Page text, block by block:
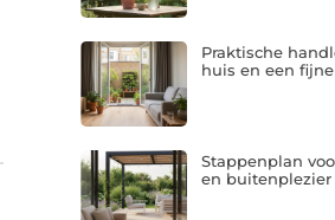
Praktische
huis en een
Stappenplan
en buitenplezier